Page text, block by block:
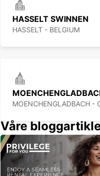
HASSELT SWINNEN
HASSELT - BELGIUM
MOENCHENGLADBACH -
WESEL
Våre